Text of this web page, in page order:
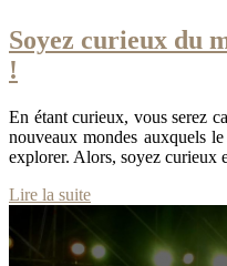
Soyez curieux du
!
En étant curieux, vous serez
nouveaux mondes auxquels
explorer. Alors, soyez curieux
Lire la suite